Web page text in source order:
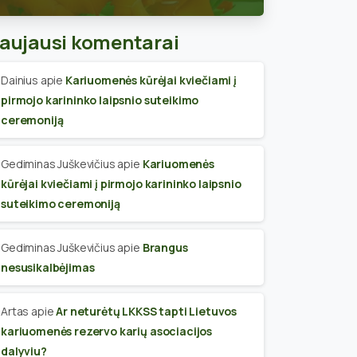
skyriaus narius
komentarai
Dainius apie Kariuomenės kūrėjai kviečiami į
pirmojo karininko laipsnio suteikimo
ceremoniją
Gediminas Juškevičius apie Kariuomenės
kūrėjai kviečiami į pirmojo karininko laipsnio
suteikimo ceremoniją
Gediminas Juškevičius apie Brangus
nesusikalbėjimas
Artas apieAr neturėtų LKKSS tapti Lietuvos
kariuomenės rezervo karių asociacijos
dalyviu?